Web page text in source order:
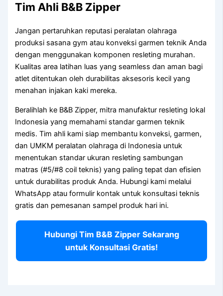
Tim Ahli B&B Zipper
Jangan pertaruhkan reputasi peralatan olahraga
produksi sasana gym atau konveksi garmen teknik Anda
dengan menggunakan komponen resleting murahan.
Kualitas area latihan luas yang seamless dan aman bagi
atlet ditentukan oleh durabilitas aksesoris kecil yang
menahan injakan kaki mereka.
Beralihlah ke B&B Zipper, mitra manufaktur resleting lokal
Indonesia yang memahami standar garmen teknik
medis. Tim ahli kami siap membantu konveksi, garmen,
dan UMKM peralatan olahraga di Indonesia untuk
menentukan standar ukuran resleting sambungan
matras (#5/#8 coil teknis) yang paling tepat dan efisien
untuk durabilitas produk Anda. Hubungi kami melalui
WhatsApp atau formulir kontak untuk konsultasi teknis
gratis dan pemesanan sampel produk hari ini.
Hubungi Tim B&B Zipper Sekarang
untuk Konsultasi Gratis!